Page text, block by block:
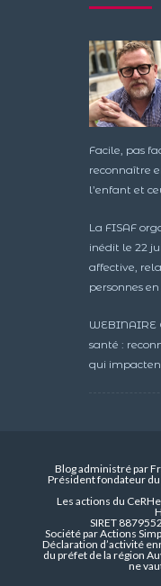
Facile, pas
reconnaître
l’enfant et
La FISAF
inédit le 22
affective,
personnes
WEBINAIRE
santé :
qui
Blog administré par
Président fondateur du
Les actions du
SIRET
Société par Actions
Déclaration d’activité
du préfet de la région
ne